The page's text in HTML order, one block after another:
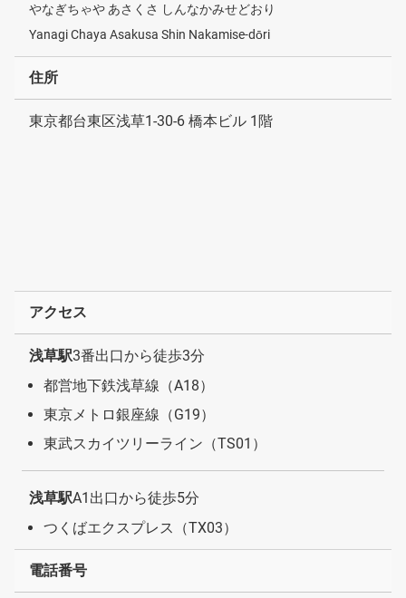
やなぎちゃや あさくさ しんなかみせどおり
Yanagi Chaya Asakusa Shin Nakamise-dōri
住所
東京都台東区浅草1-30-6 橋本ビル 1階
アクセス
浅草駅3番出口から徒歩3分
都営地下鉄浅草線（A18）
東京メトロ銀座線（G19）
東武スカイツリーライン（TS01）
浅草駅A1出口から徒歩5分
つくばエクスプレス（TX03）
電話番号